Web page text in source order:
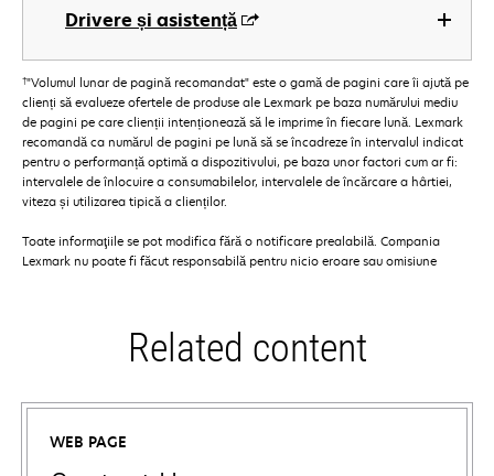
Drivere și asistență
†"Volumul lunar de pagină recomandat" este o gamă de pagini care îi ajută pe
clienți să evalueze ofertele de produse ale Lexmark pe baza numărului mediu
de pagini pe care clienții intenționează să le imprime în fiecare lună. Lexmark
recomandă ca numărul de pagini pe lună să se încadreze în intervalul indicat
pentru o performanță optimă a dispozitivului, pe baza unor factori cum ar fi:
intervalele de înlocuire a consumabilelor, intervalele de încărcare a hârtiei,
viteza și utilizarea tipică a clienților.
Toate informaţiile se pot modifica fără o notificare prealabilă. Compania
Lexmark nu poate fi făcut responsabilă pentru nicio eroare sau omisiune
Related content
WEB PAGE